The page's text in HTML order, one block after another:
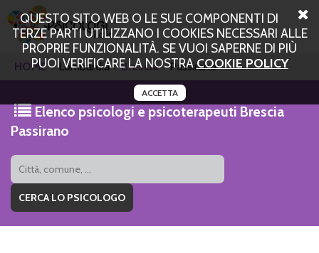
QUESTO SITO WEB O LE SUE COMPONENTI DI
TERZE PARTI UTILIZZANO I COOKIES NECESSARI ALLE
PROPRIE FUNZIONALITÀ. SE VUOI SAPERNE DI PIÙ
PUOI VERIFICARE LA NOSTRACOOKIE POLICY
ACCETTA
HOME Lombardia Brescia Passirano
Elenco psicologi e psicoterapeuti Brescia
Passirano